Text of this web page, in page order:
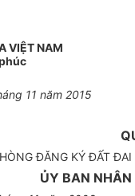
VIỆT NAM
11 năm 2015
ĐĂNG KÝ ĐẤT
ỦY BAN